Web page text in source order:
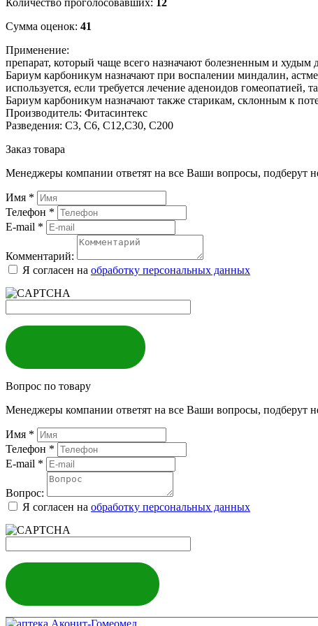
Количество проголосовавших:
12
Сумма оценок: 41
Применение:
препарат, который чаще всего назначают болезненным и худым
Бариум карбоникум назначают при воспалении миндалин,
используется, если требуется лечение аденоидов
Бариум карбоникум назначают также старикам, склонным к
Производитель: Фитасинтекс
Разведения: С3, С6, С12,С30, С200
Заказ товара
Менеджеры компании ответят на все Ваши вопросы, подберут
Имя *
Телефон *
E-mail *
Комментарий:
Я согласен на обработку персональных данных
Вопрос по товару
Менеджеры компании ответят на все Ваши вопросы, подберут
Имя *
Телефон *
E-mail *
Вопрос:
Я согласен на обработку персональных данных